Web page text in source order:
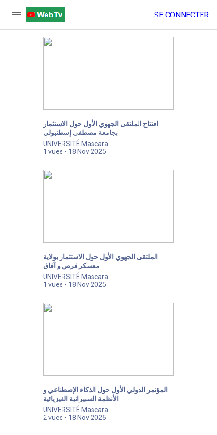
menu SE CONNECTER
افتتاح الملتقى الجهوي الأول حول الاستثمار
بجامعة مصطفى إسطنبولي
UNIVERSITÉ Mascara
1 vues • 18 Nov 2025
الملتقى الجهوي الأول حول الاستثمار بولاية
معسكر فرص و آفاق
UNIVERSITÉ Mascara
1 vues • 18 Nov 2025
المؤتمر الدولي الأول حول الذكاء الإصطناعي و
الأنظمة السبيرانية الفيزيائية
UNIVERSITÉ Mascara
2 vues • 18 Nov 2025